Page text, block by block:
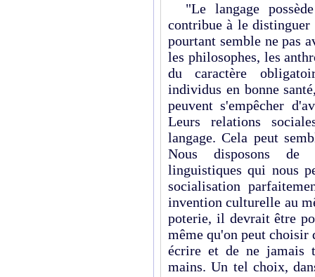
"Le langage
contribue à le
pourtant semble ne pas
les philosophes, les
du caractère
individus en bonne
peuvent s'empêcher
Leurs relations
langage. Cela peut
Nous disposons de
linguistiques qui nous
socialisation
invention culturelle au
poterie, il devrait être
même qu'on peut choisir
écrire et de ne jamais
mains. Un tel choix,